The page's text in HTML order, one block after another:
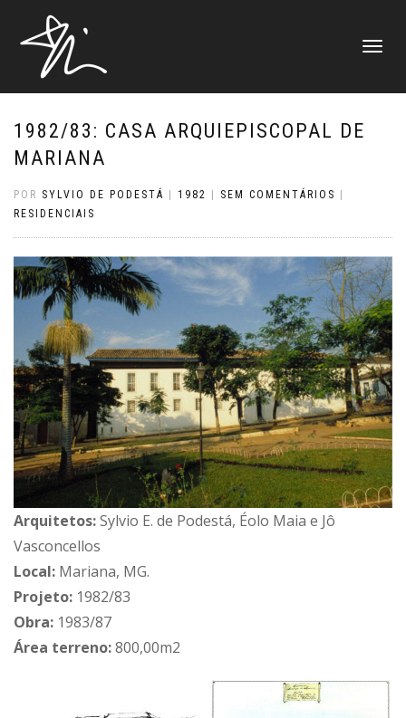
ALTERNAR
1982/83: CASA ARQUIEPISCOPAL DE
MARIANA
POR SYLVIO DE PODESTÁ 1982 SEM COMENTÁRIOS
RESIDENCIAIS
Arquitetos:Sylvio E. de Podestá, Éolo Maia e Jô
Vasconcellos
Local: Mariana, MG.
Projeto: 1982/83
Obra: 1983/87
Área terreno:800,00m2